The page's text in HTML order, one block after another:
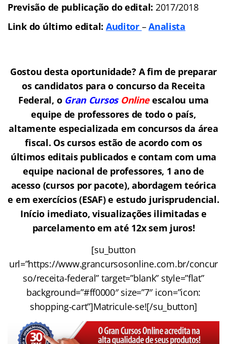
Previsão de publicação do edital: 2017/2018
Link do último edital: Auditor –Analista
Gostou desta oportunidade? A fim de preparar
os candidatos para o concurso da Receita
Federal, o Gran Cursos Onlineescalou uma
equipe de professores de todo o país,
altamente especializada em concursos da área
fiscal. Os cursos estão de acordo com os
últimos editais publicados e contam com uma
equipe nacional de professores, 1 ano de
acesso (cursos por pacote), abordagem teórica
e em exercícios (ESAF) e estudo jurisprudencial.
Início imediato, visualizações ilimitadas e
parcelamento em até 12x sem juros!
[su_button
url=”https://www.grancursosonline.com.br/concur
so/receita-federal” target=”blank” style=”flat”
background=”#ff0000″ size=”7″ icon=”icon:
shopping-cart”]Matricule-se![/su_button]